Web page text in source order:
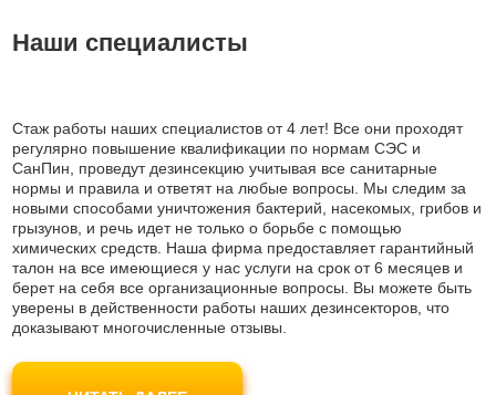
Наши специалисты
Стаж работы наших специалистов от 4 лет! Все они проходят
регулярно повышение квалификации по нормам СЭС и
СанПин, проведут дезинсекцию учитывая все санитарные
нормы и правила и ответят на любые вопросы. Мы следим за
новыми способами уничтожения бактерий, насекомых, грибов и
грызунов, и речь идет не только о борьбе с помощью
химических средств. Наша фирма предоставляет гарантийный
талон на все имеющиеся у нас услуги на срок от 6 месяцев и
берет на себя все организационные вопросы. Вы можете быть
уверены в действенности работы наших дезинсекторов, что
доказывают многочисленные отзывы.
Наши мастера используют только современные препараты
безопасные для людей и домашних животных, не являются